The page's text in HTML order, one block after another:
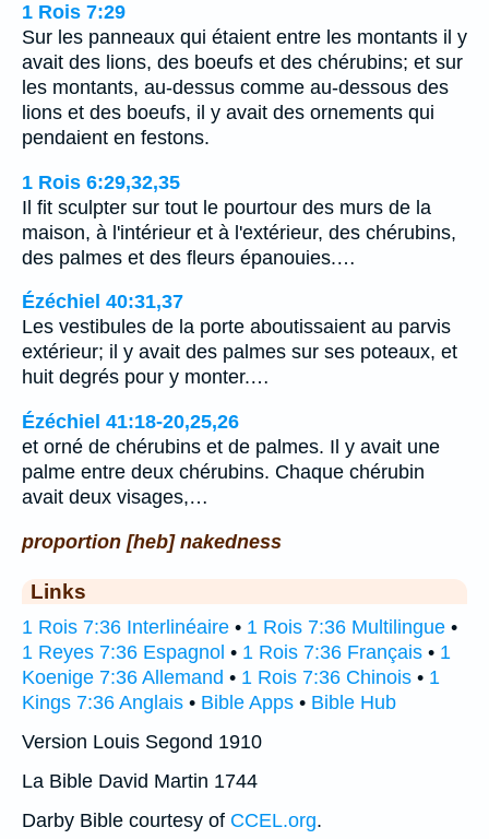
1 Rois 7:29
Sur les panneaux qui étaient entre les montants il y
avait des lions, des boeufs et des chérubins; et sur
les montants, au-dessus comme au-dessous des
lions et des boeufs, il y avait des ornements qui
pendaient en festons.
1 Rois 6:29,32,35
Il fit sculpter sur tout le pourtour des murs de la
maison, à l'intérieur et à l'extérieur, des chérubins,
des palmes et des fleurs épanouies.…
Ézéchiel 40:31,37
Les vestibules de la porte aboutissaient au parvis
extérieur; il y avait des palmes sur ses poteaux, et
huit degrés pour y monter.…
Ézéchiel 41:18-20,25,26
et orné de chérubins et de palmes. Il y avait une
palme entre deux chérubins. Chaque chérubin
avait deux visages,…
proportion [heb] nakedness
Links
1 Rois 7:36 Interlinéaire • 1 Rois 7:36 Multilingue •
1 Reyes 7:36 Espagnol • 1 Rois 7:36 Français • 1
Koenige 7:36 Allemand • 1 Rois 7:36 Chinois • 1
Kings 7:36 Anglais • Bible Apps • Bible Hub
Version Louis Segond 1910
La Bible David Martin 1744
Darby Bible courtesy of CCEL.org.